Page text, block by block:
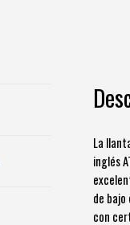
La
inglés
de
con